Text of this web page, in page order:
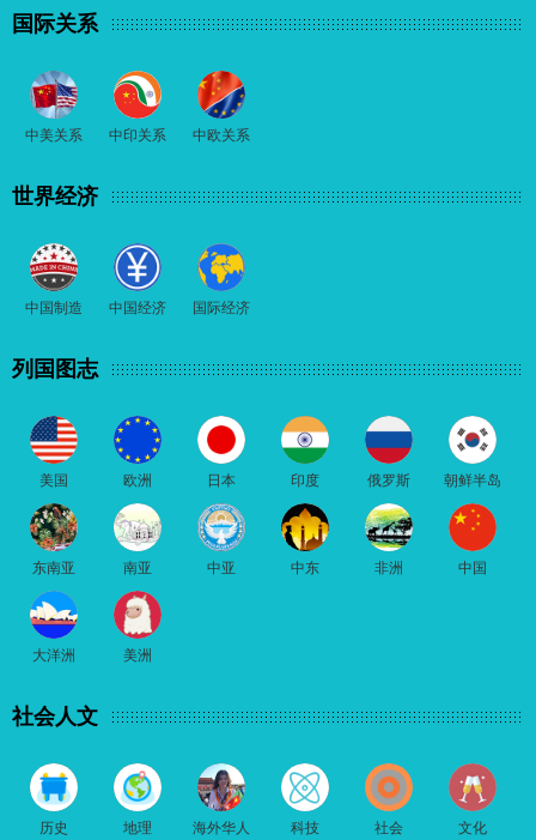
国际关系
中美关系 中印关系 中欧关系
世界经济
中国制造 中国经济 国际经济
列国图志
美国 欧洲 日本 印度 俄罗斯 朝鲜半岛
东南亚 南亚 中亚 中东 非洲 中国
大洋洲 美洲
社会人文
历史 地理 海外华人 科技 社会 文化